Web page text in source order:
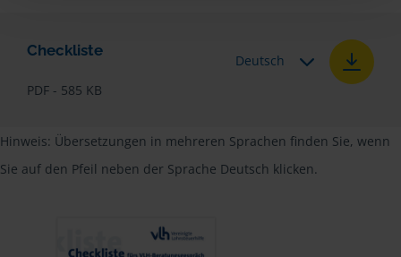
Checkliste
PDF - 585 KB
Deutsch
Hinweis: Übersetzungen in mehreren Sprachen finden Sie, wenn
Sie auf den Pfeil neben der Sprache Deutsch klicken.